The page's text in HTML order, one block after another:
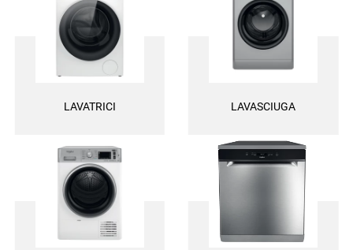
una garanzia di 2 anni su tutti i ricambi e la certezza di ottenere le
massime prestazioni.
LAVATRICI LAVASCIUGA